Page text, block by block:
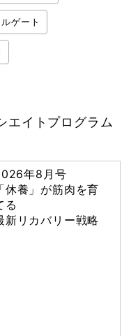
ゲート
エイトプログラム
年8月号
「休養」が筋肉を育
る
新リカバリー戦略